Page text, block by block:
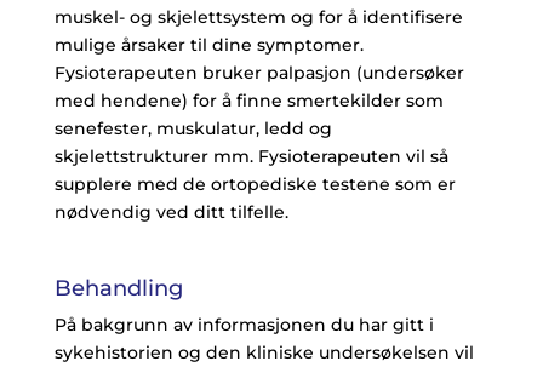
muskel- og skjelettsystem og for å identifisere
mulige årsaker til dine symptomer.
Fysioterapeuten bruker palpasjon (undersøker
med hendene) for å finne smertekilder som
senefester, muskulatur, ledd og
skjelettstrukturer mm. Fysioterapeuten vil så
supplere med de ortopediske testene som er
nødvendig ved ditt tilfelle.
Behandling
På bakgrunn av informasjonen du har gitt i
sykehistorien og den kliniske undersøkelsen vil